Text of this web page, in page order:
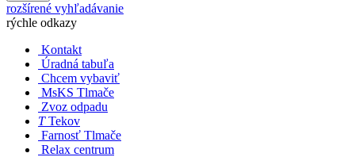
rozšírené vyhľadávanie
rýchle odkazy
Kontakt
Úradná tabuľa
Chcem vybaviť
MsKS Tlmače
Zvoz odpadu
T Tekov
Farnosť Tlmače
Relax centrum